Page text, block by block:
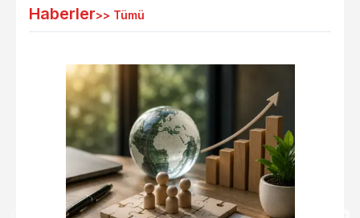
Haberler>> Tümü